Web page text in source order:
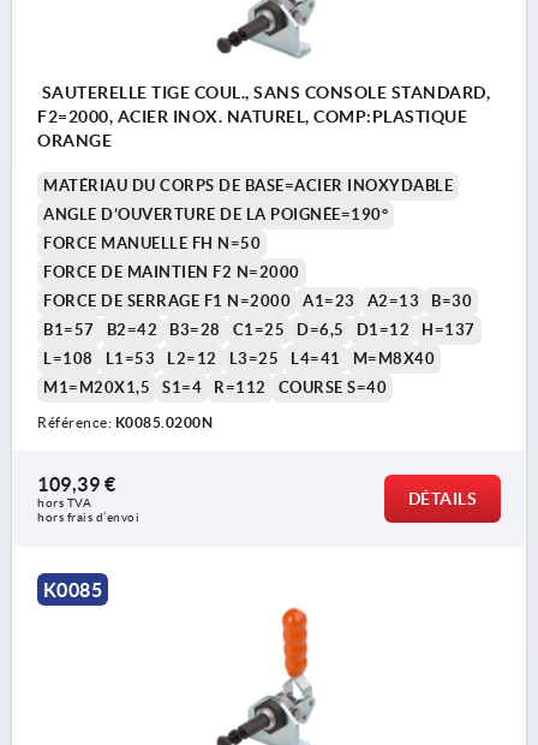
SAUTERELLE TIGE COUL., SANS CONSOLE STANDARD,
F2=2000, ACIER INOX. NATUREL, COMP:PLASTIQUE
ORANGE
MATÉRIAU DU CORPS DE BASE=ACIER INOXYDABLE
ANGLE D’OUVERTURE DE LA POIGNÉE=190°
FORCE MANUELLE FH N=50
FORCE DE MAINTIEN F2 N=2000
FORCE DE SERRAGE F1 N=2000
A1=23 A2=13
B=30
B1=57
B2=42 B3=28 C1=25 D=6,5 D1=12
H=137
L=108
L1=53 L2=12 L3=25 L4=41
M=M8X40
M1=M20X1,5
S1=4 R=112 COURSE S=40
Référence: K0085.0200N
109,39 €
hors TVA
hors frais d’envoi
DÉTAILS
K0085